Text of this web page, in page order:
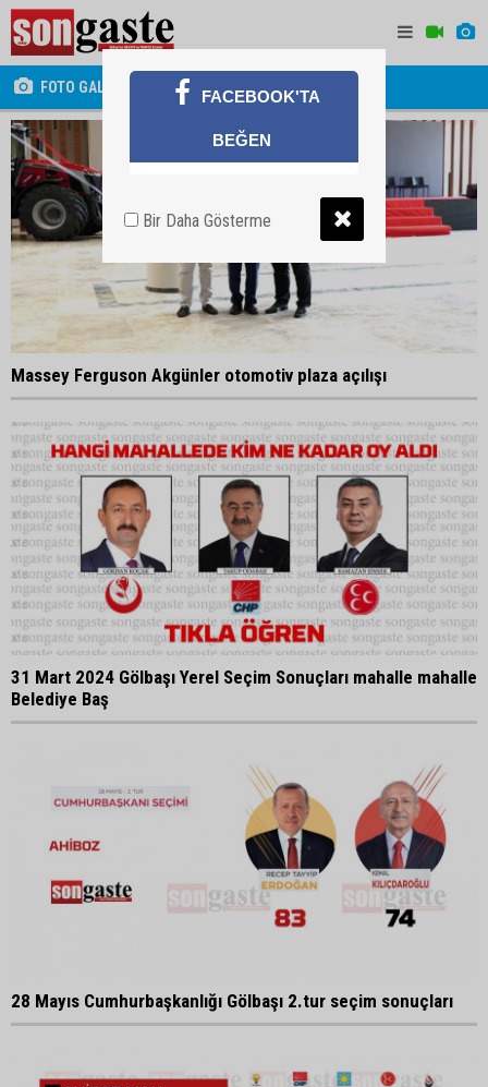
FOTO GALERİ
Massey Ferguson Akgünler otomotiv plaza açılışı
31 Mart 2024 Gölbaşı Yerel Seçim Sonuçları mahalle mahalle
Belediye Baş
28 Mayıs Cumhurbaşkanlığı Gölbaşı 2.tur seçim sonuçları
FACEBOOK'TA
BEĞEN
Bir Daha Gösterme